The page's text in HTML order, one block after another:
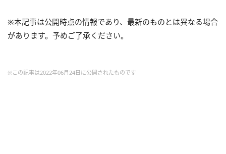
※本記事は公開時点の情報であり、最新のものとは異なる場合
があります。予めご了承ください。
※この記事は2022年06月24日に公開されたものです